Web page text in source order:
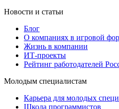
Новости и статьи
Блог
О компаниях в игровой
Жизнь в компании
ИТ-проекты
Рейтинг работодателей
Молодым специалистам
Карьера для молодых
Школа программистов